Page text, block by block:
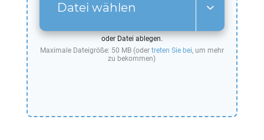
Datei wählen
oder Datei ablegen.
Maximale Dateigröße: 50 MB (oder treten Sie bei, um mehr
zu bekommen)